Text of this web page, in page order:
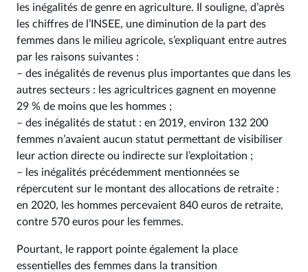
les inégalités de genre en agriculture. Il souligne, d’après
les chiffres de l’INSEE, une diminution de la part des
femmes dans le milieu agricole, s’expliquant entre autres
par les raisons suivantes :
– des inégalités de revenus plus importantes que dans les
autres secteurs : les agricultrices gagnent en moyenne
29 % de moins que les hommes ;
– des inégalités de statut : en 2019, environ 132 200
femmes n’avaient aucun statut permettant de visibiliser
leur action directe ou indirecte sur l’exploitation ;
– les inégalités précédemment mentionnées se
répercutent sur le montant des allocations de retraite :
en 2020, les hommes percevaient 840 euros de retraite,
contre 570 euros pour les femmes.
Pourtant, le rapport pointe également la place
essentielles des femmes dans la transition